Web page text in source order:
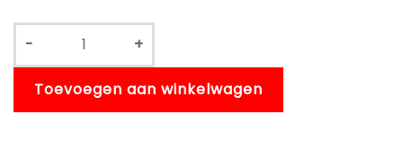
- +
Toevoegen aan winkelwagen